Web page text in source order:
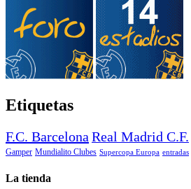
Etiquetas
F.C. Barcelona Real Madrid C.F.
Gamper Mundialito Clubes Supercopa Europa entradas
La tienda